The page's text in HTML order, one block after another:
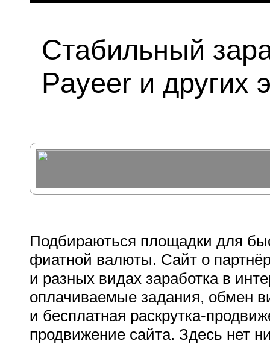
Стабильный
Payeer и других
Подбираються площадки для
фиатной валюты. Сайт о
и разных видах заработка в
оплачиваемые задания, обмен
и бесплатная раскрутка-
продвижение сайта. Здесь нет